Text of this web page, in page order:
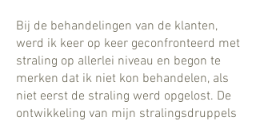
Bij de behandelingen van de klanten,
werd ik keer op keer geconfronteerd met
straling op allerlei niveau en begon te
merken dat ik niet kon behandelen, als
niet eerst de straling werd opgelost. De
ontwikkeling van mijn stralingsdruppels